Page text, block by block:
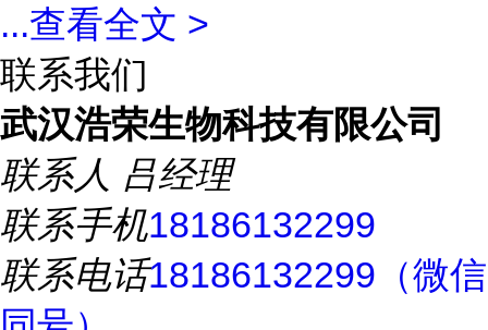
...查看全文 >
联系我们
武汉浩荣生物科技有限公司
联系人 吕经理
联系手机18186132299
联系电话18186132299（微信